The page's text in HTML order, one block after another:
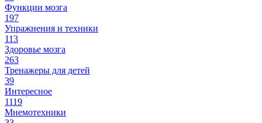
Функции мозга
197
Упражнения и техники
113
Здоровье мозга
263
Тренажеры для детей
39
Интересное
1119
Мнемотехники